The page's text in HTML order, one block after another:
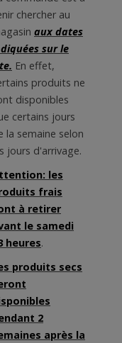
chercher au
aux dates
sur le
En effet,
produits ne
disponibles
certains jours
la semaine selon
jours d'arrivage.
les
frais
à retirer
le samedi
heures.
produits secs
2
après la